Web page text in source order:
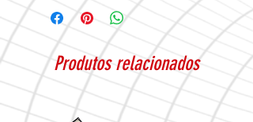
Produtos relacionados